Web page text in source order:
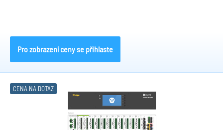
Pro zobrazení ceny se přihlaste
CENA NA DOTAZ